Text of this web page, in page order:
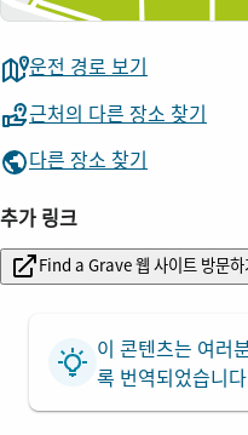
운전 경로 보기
근처의 다른 장소 찾기
다른 장소 찾기
추가 링크
Find a Grave 웹 사이트 방문하
이 콘텐츠는 여러
록 번역되었습니